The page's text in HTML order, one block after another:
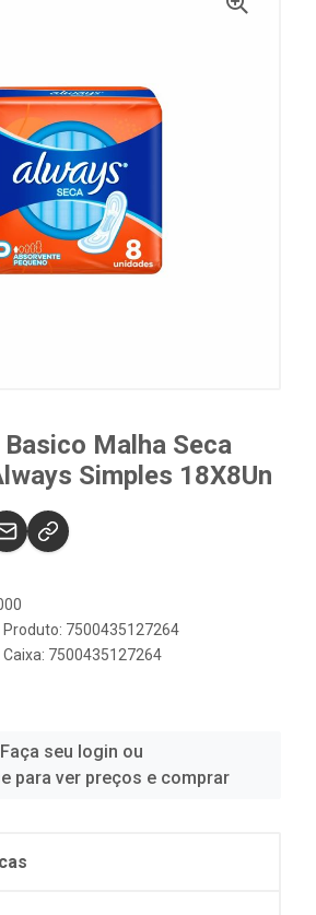
Malha Seca
Simples 18X8Un
Produto: 7500435127264
7500435127264
Faça seu login ou
para ver preços e comprar